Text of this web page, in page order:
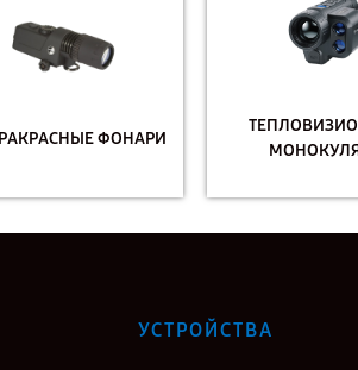
ФОНАРИ
УСТРОЙСТВА